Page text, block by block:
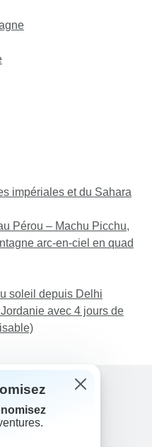
impériales et du Sahara
Pérou – Machu Picchu,
arc-en-ciel en quad
soleil depuis Delhi
avec 4 jours de